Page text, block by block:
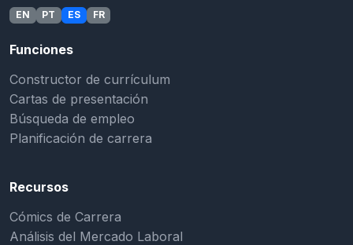
EN PT ES FR
Funciones
Constructor de currículum
Cartas de presentación
Búsqueda de empleo
Planificación de carrera
Recursos
Cómics de Carrera
Análisis del Mercado Laboral